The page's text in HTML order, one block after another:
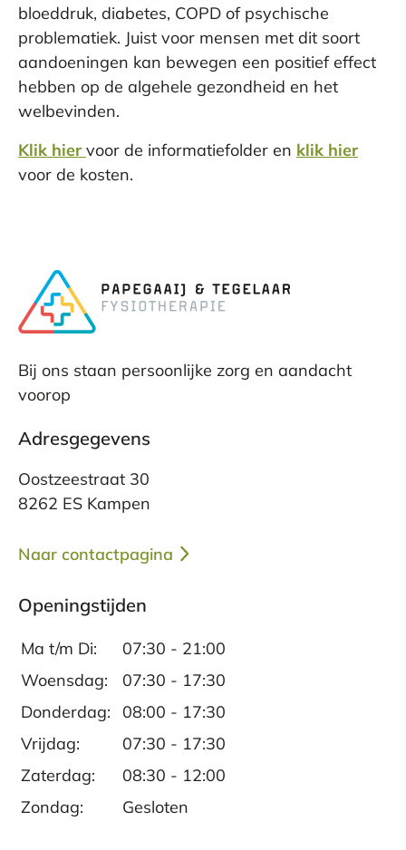
bloeddruk, diabetes, COPD of psychische
problematiek. Juist voor mensen met dit soort
aandoeningen kan bewegen een positief effect
hebben op de algehele gezondheid en het
welbevinden.
Klik hier voor de informatiefolder en klik hier
voor de kosten.
Bij ons staan persoonlijke zorg en aandacht
voorop
Adresgegevens
Oostzeestraat 30
8262 ES Kampen
Naar contactpagina
Openingstijden
Ma t/m Di:
07:30 - 21:00
Woensdag:
07:30 - 17:30
Donderdag:
08:00 - 17:30
Vrijdag:
07:30 - 17:30
Zaterdag:
08:30 - 12:00
Zondag:
Gesloten